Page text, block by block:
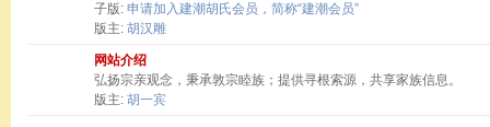
子版: 申请加入建潮胡氏会员，简称“建潮会员”
版主: 胡汉雕
网站介绍
弘扬宗亲观念，秉承敦宗睦族；提供寻根索源，共享家族信息。
版主: 胡一宾